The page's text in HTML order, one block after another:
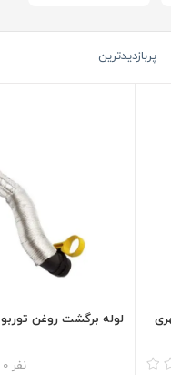
پربازدید‌ترین
لوله برگشت روغن توربو پژو
0 نفر